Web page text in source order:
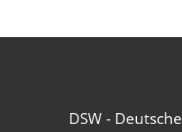
DSW - Deutsche